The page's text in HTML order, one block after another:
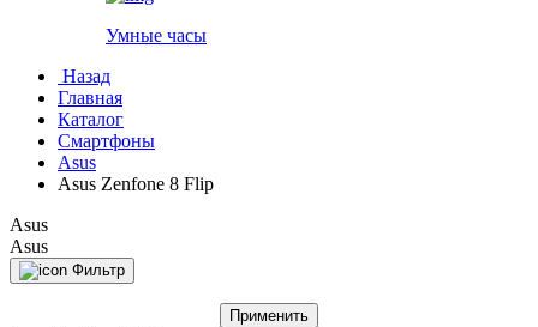
Умные часы
Назад
Главная
Каталог
Смартфоны
Asus
Asus Zenfone 8 Flip
Asus
Asus
Фильтр
Применить